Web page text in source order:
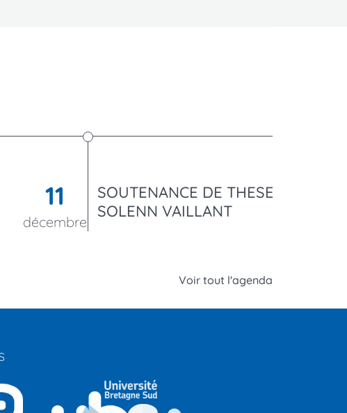
11
décembre
SOUTENANCE DE THESE:
SOLENN VAILLANT
Voir tout l'agenda